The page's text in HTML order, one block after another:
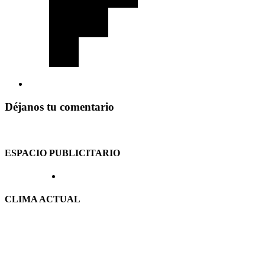
Déjanos tu comentario
ESPACIO PUBLICITARIO
CLIMA ACTUAL